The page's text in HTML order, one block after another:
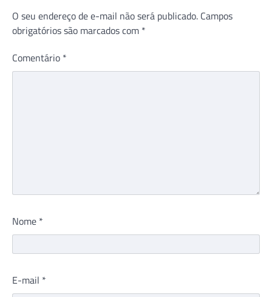
O seu endereço de e-mail não será publicado. Campos
obrigatórios são marcados com *
Comentário *
Nome *
E-mail *